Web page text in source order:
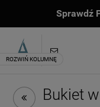
Sprawdź
Bukiet